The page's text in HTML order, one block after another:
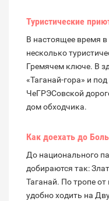
Туристические
В настоящее время в
несколько
Гремячем ключе. В
«Таганай-гора» и
ЧеГРЭСовской
дом обходчика.
Как доехать до
До национального
добираются так:
Таганай. По тропе
удобно ходить на